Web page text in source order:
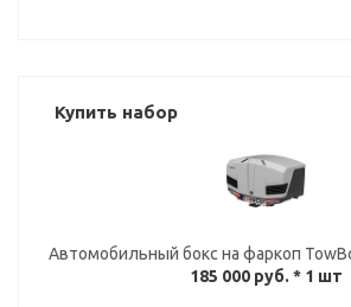
Купить набор
Автомобильный бокс на фаркоп
185 000 руб. * 1 шт